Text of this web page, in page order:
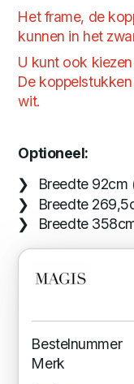
Het frame, de
kunnen in het
U kunt ook
De
wit.
Optioneel:
Breedte
Breedte
Breedte
Bestelnummer
Merk